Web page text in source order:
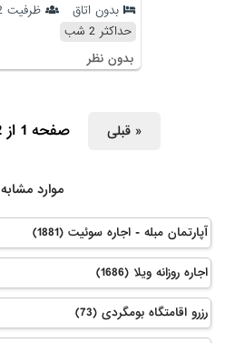
بدون اتاق
ظرفیت 2 نفر
حداکثر 2 شب
بدون نظر
« قبلی صفحه 1 از 2
موارد مشابه
آپارتمان مبله - اجاره سوئیت (1881)
اجاره روزانه ویلا (1686)
رزرو اقامتگاه بومگردی (73)